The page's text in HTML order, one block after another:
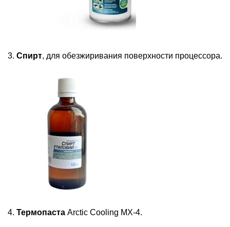
3. Спирт, для обезжиривания поверхности процессора.
4. Термопаста Arctic Cooling MX-4.